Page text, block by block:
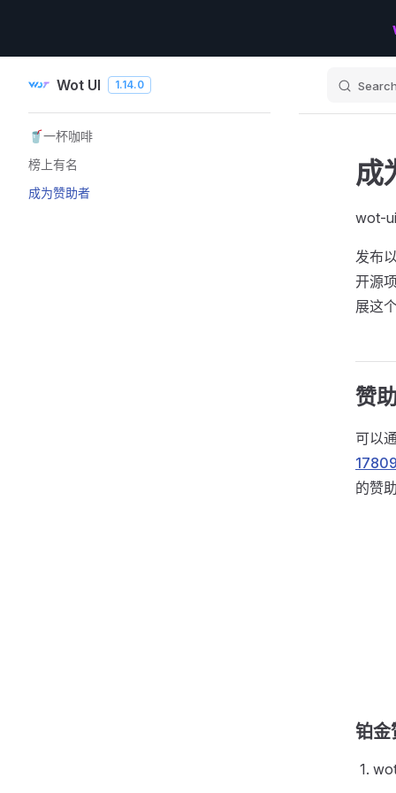
Wot UI 1.14.0
🥤一杯咖啡
榜上有名
成为赞助者
成
wot-
发布
开源
展这
赞
可以
的赞
铂金